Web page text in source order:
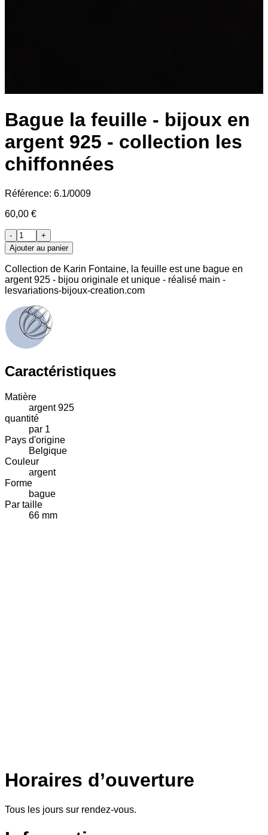
Bague la feuille - bijoux en
argent 925 - collection les
chiffonnées
Référence: 6.1/0009
60,00 €
-
+
Ajouter au panier
Collection de Karin Fontaine, la feuille est une bague en
argent 925 - bijou originale et unique - réalisé main -
lesvariations-bijoux-creation.com
Caractéristiques
Matière
argent 925
quantité
par 1
Pays d'origine
Belgique
Couleur
argent
Forme
bague
Par taille
66 mm
Horaires d’ouverture
Tous les jours sur rendez-vous.